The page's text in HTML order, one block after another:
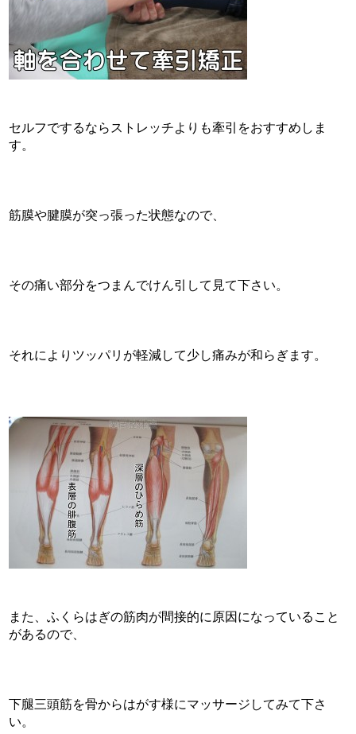
セルフでするならストレッチよりも牽引をおすすめしま
す。
筋膜や腱膜が突っ張った状態なので、
その痛い部分をつまんでけん引して見て下さい。
それによりツッパリが軽減して少し痛みが和らぎます。
また、ふくらはぎの筋肉が間接的に原因になっていること
があるので、
下腿三頭筋を骨からはがす様にマッサージしてみて下さ
い。